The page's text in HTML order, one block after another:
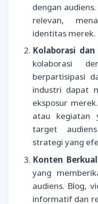
dengan
relevan,
identitas merek.
Kolaborasi dan
kolaborasi
berpartisipasi
industri dapat
eksposur
atau kegiatan
target
strategi yang
Konten
yang
audiens. Blog,
informatif dan